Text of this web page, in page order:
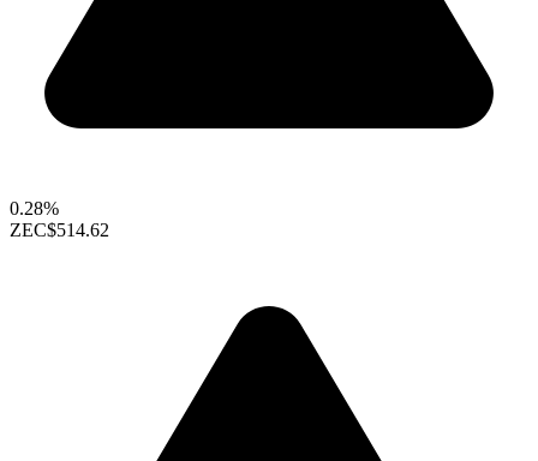
0.28%
ZEC$514.62